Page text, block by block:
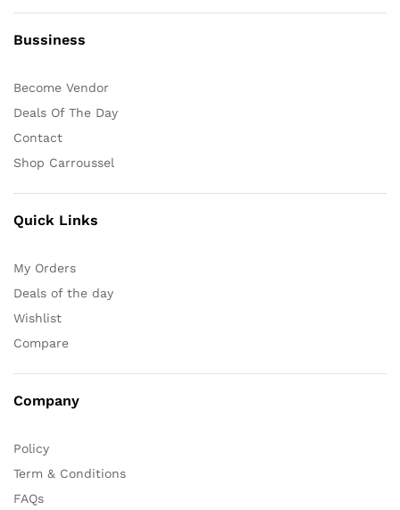
Bussiness
Become Vendor
Deals Of The Day
Contact
Shop Carroussel
Quick Links
My Orders
Deals of the day
Wishlist
Compare
Company
Policy
Term & Conditions
FAQs